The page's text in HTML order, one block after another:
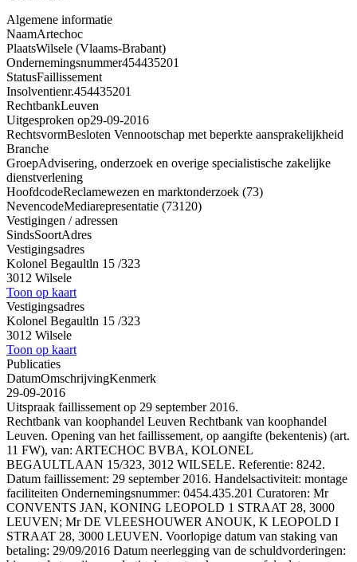
Algemene informatie
NaamArtechoc
PlaatsWilsele (Vlaams-Brabant)
Ondernemingsnummer454435201
StatusFaillissement
Insolventienr.454435201
RechtbankLeuven
Uitgesproken op29-09-2016
RechtsvormBesloten Vennootschap met beperkte aansprakelijkheid
Branche
GroepAdvisering, onderzoek en overige specialistische zakelijke
dienstverlening
HoofdcodeReclamewezen en marktonderzoek (73)
NevencodeMediarepresentatie (73120)
Vestigingen / adressen
SindsSoortAdres
Vestigingsadres
Kolonel Begaultln 15 /323
3012 Wilsele
Toon op kaart
Vestigingsadres
Kolonel Begaultln 15 /323
3012 Wilsele
Toon op kaart
Publicaties
DatumOmschrijvingKenmerk
29-09-2016
Uitspraak faillissement op 29 september 2016.
Rechtbank van koophandel Leuven Rechtbank van koophandel
Leuven. Opening van het faillissement, op aangifte (bekentenis) (art.
11 FW), van: ARTECHOC BVBA, KOLONEL
BEGAULTLAAN 15/323, 3012 WILSELE. Referentie: 8242.
Datum faillissement: 29 september 2016. Handelsactiviteit: montage
faciliteiten Ondernemingsnummer: 0454.435.201 Curatoren: Mr
CONVENTS JAN, KONING LEOPOLD 1 STRAAT 28, 3000
LEUVEN; Mr DE VLEESHOUWER ANOUK, K LEOPOLD I
STRAAT 28, 3000 LEUVEN. Voorlopige datum van staking van
betaling: 29/09/2016 Datum neerlegging van de schuldvorderingen: